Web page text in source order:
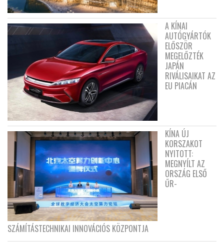
A KÍNAI
AUTÓGYÁRTÓK
ELŐSZÖR
MEGELŐZTÉK
JAPÁN
RIVÁLISAIKAT AZ
EU PIACÁN
KÍNA ÚJ
KORSZAKOT
NYITOTT:
MEGNYÍLT AZ
ORSZÁG ELSŐ
ŰR-
SZÁMÍTÁSTECHNIKAI INNOVÁCIÓS KÖZPONTJA